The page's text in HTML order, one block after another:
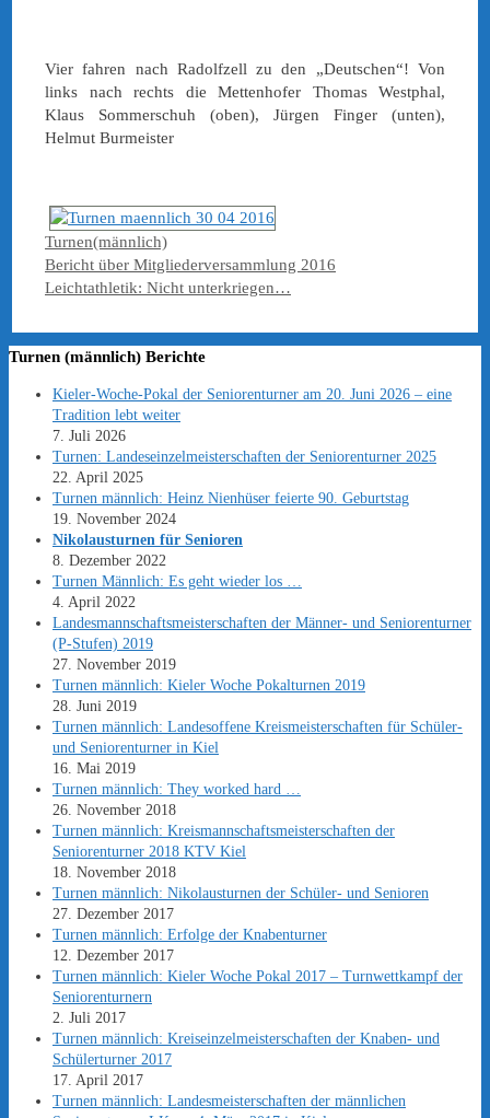
Vier fahren nach Radolfzell zu den „Deutschen“! Von
links nach rechts die Mettenhofer Thomas Westphal,
Klaus Sommerschuh (oben), Jürgen Finger (unten),
Helmut Burmeister
Kategorien
Turnen(männlich)
Bericht über Mitgliederversammlung 2016
Leichtathletik: Nicht unterkriegen…
Turnen (männlich) Berichte
Kieler-Woche-Pokal der Seniorenturner am 20. Juni 2026 – eine
Tradition lebt weiter
7. Juli 2026
Turnen: Landeseinzelmeisterschaften der Seniorenturner 2025
22. April 2025
Turnen männlich: Heinz Nienhüser feierte 90. Geburtstag
19. November 2024
Nikolausturnen für Senioren
8. Dezember 2022
Turnen Männlich: Es geht wieder los …
4. April 2022
Landesmannschaftsmeisterschaften der Männer- und Seniorenturner
(P-Stufen) 2019
27. November 2019
Turnen männlich: Kieler Woche Pokalturnen 2019
28. Juni 2019
Turnen männlich: Landesoffene Kreismeisterschaften für Schüler-
und Seniorenturner in Kiel
16. Mai 2019
Turnen männlich: They worked hard …
26. November 2018
Turnen männlich: Kreismannschaftsmeisterschaften der
Seniorenturner 2018 KTV Kiel
18. November 2018
Turnen männlich: Nikolausturnen der Schüler- und Senioren
27. Dezember 2017
Turnen männlich: Erfolge der Knabenturner
12. Dezember 2017
Turnen männlich: Kieler Woche Pokal 2017 – Turnwettkampf der
Seniorenturnern
2. Juli 2017
Turnen männlich: Kreiseinzelmeisterschaften der Knaben- und
Schülerturner 2017
17. April 2017
Turnen männlich: Landesmeisterschaften der männlichen